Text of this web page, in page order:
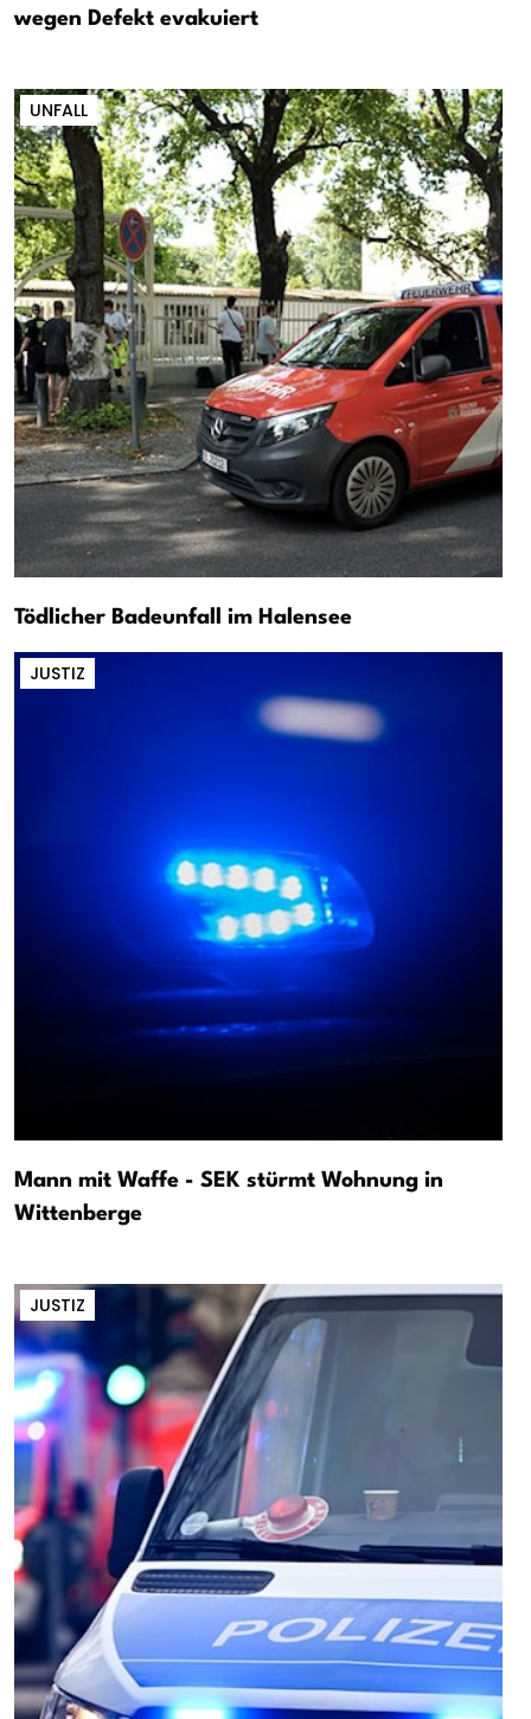
wegen Defekt evakuiert
UNFALL
Tödlicher Badeunfall im Halensee
JUSTIZ
Mann mit Waffe - SEK stürmt Wohnung in
Wittenberge
JUSTIZ